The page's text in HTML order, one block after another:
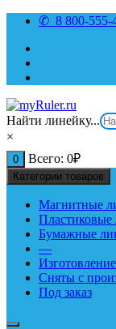
Перейти
содержимому
✆ 8 800-555-
Найти линейку...
×
0 Всего: 0₽
Категории товаров
Магнитные
Пластиковые
Бумажные
—
Сняты с
Под заказ